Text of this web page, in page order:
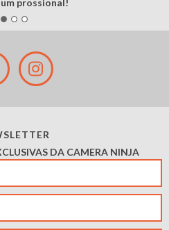
prossional!
DA CAMERA NINJA